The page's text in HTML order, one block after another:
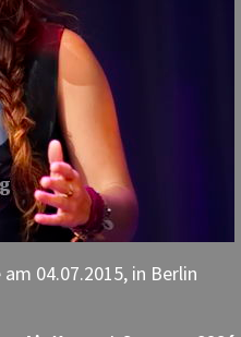
04.07.2015, in Berlin